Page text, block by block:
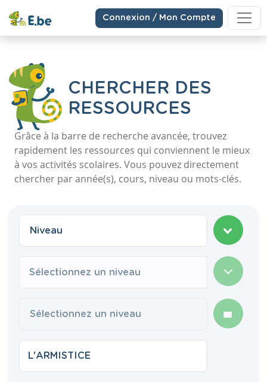
Connexion / Mon Compte
CHERCHER DES
RESSOURCES
Grâce à la barre de recherche avancée, trouvez
rapidement les ressources qui conviennent le mieux
à vos activités scolaires. Vous pouvez directement
chercher par année(s), cours, niveau ou mots-clés.
Sélectionnez un niveau